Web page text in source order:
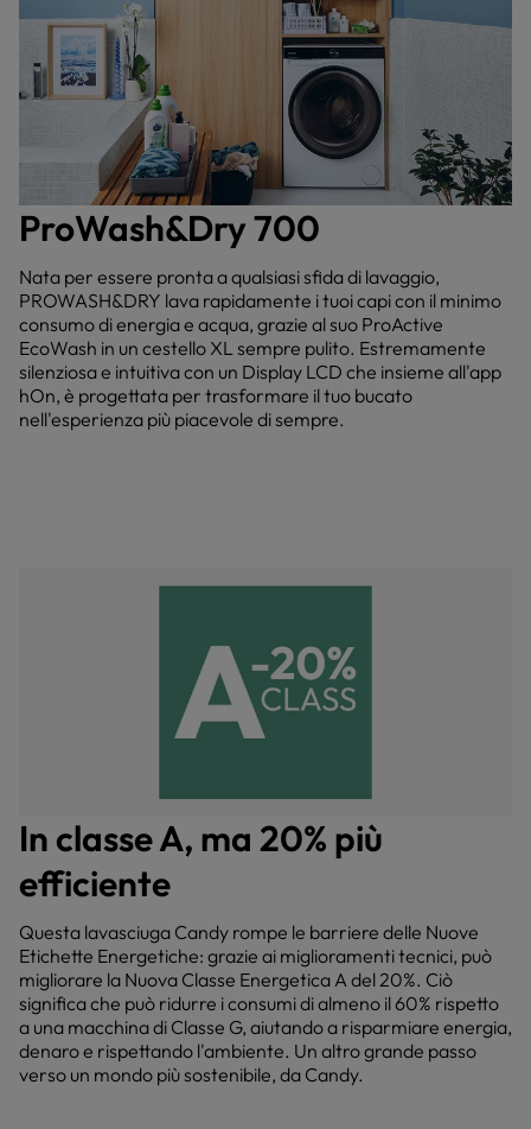
ProWash&Dry 700
Nata per essere pronta a qualsiasi sfida di lavaggio,
PROWASH&DRY lava rapidamente i tuoi capi con il minimo
consumo di energia e acqua, grazie al suo ProActive
EcoWash in un cestello XL sempre pulito. Estremamente
silenziosa e intuitiva con un Display LCD che insieme all'app
hOn, è progettata per trasformare il tuo bucato
nell'esperienza più piacevole di sempre.
In classe A, ma 20% più
efficiente
Questa lavasciuga Candy rompe le barriere delle Nuove
Etichette Energetiche: grazie ai miglioramenti tecnici, può
migliorare la Nuova Classe Energetica A del 20%. Ciò
significa che può ridurre i consumi di almeno il 60% rispetto
a una macchina di Classe G, aiutando a risparmiare energia,
denaro e rispettando l'ambiente. Un altro grande passo
verso un mondo più sostenibile, da Candy.